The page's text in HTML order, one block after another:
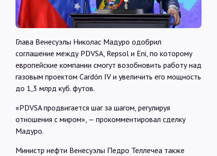
Карты
О нас
@Infotek_Russia
Глава Венесуэлы Николас Мадуро одобрил
соглашение между PDVSA, Repsol и Eni, по которому
европейские компании смогут возобновить работу над
газовым проектом Cardón IV и увеличить его мощность
до 1,3 млрд куб. футов.
«PDVSA продвигается шаг за шагом, регулируя
отношения с миром», — прокомментировал сделку
Мадуро.
Министр нефти Венесуэлы Педро Теллечеа также